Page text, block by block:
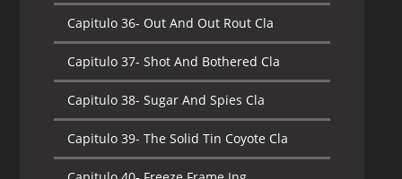
Capitulo 36- Out And Out Rout Cla
Capitulo 37- Shot And Bothered Cla
Capitulo 38- Sugar And Spies Cla
Capitulo 39- The Solid Tin Coyote Cla